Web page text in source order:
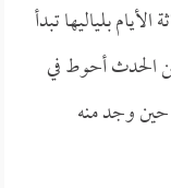
بلياليها تبدأ
الحدث أحوط في
حين وجد منه